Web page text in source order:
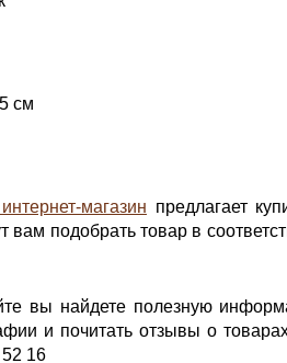
см
магазин предлагает
вам подобрать товар в
вы найдете полезную
и почитать отзывы о
16